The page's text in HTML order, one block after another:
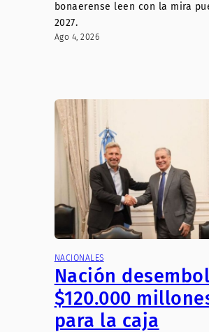
bonaerense leen con la mira
2027.
Ago 4, 2026
NACIONALES
Nación
$120.000
para la caja